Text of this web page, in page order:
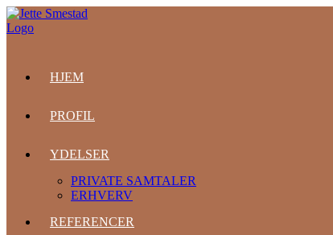
HJEM
PROFIL
YDELSER
PRIVATE SAMTALER
ERHVERV
REFERENCER